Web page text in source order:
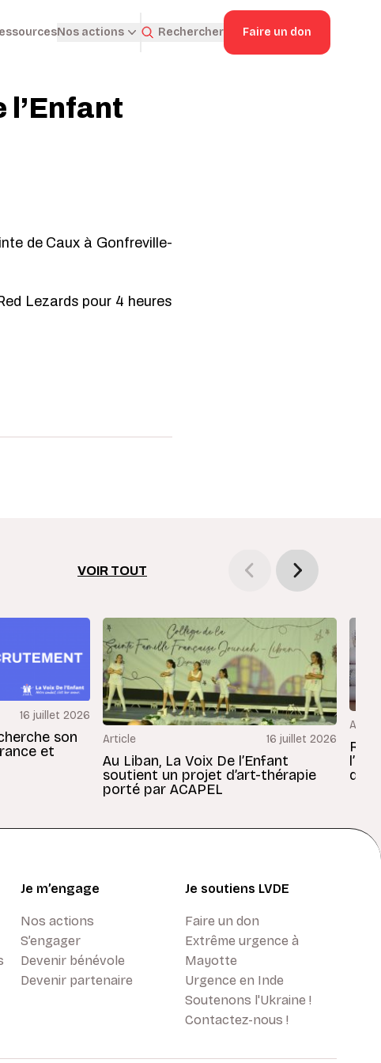
Nos actions Rechercher Faire un don
l’Enfant
de Caux à Gonfreville-
Lezards pour 4 heures
VOIR TOUT
16 juillet 2026
son
et
Article 16 juillet 2026
Au Liban, La Voix De l’Enfant
soutient un projet d’art-thérapie
porté par ACAPEL
Je m’engage
Nos actions
S’engager
Devenir bénévole
Devenir partenaire
Je soutiens LVDE
Faire un don
Extrême urgence à
Mayotte
Urgence en Inde
Soutenons l'Ukraine !
Contactez-nous !